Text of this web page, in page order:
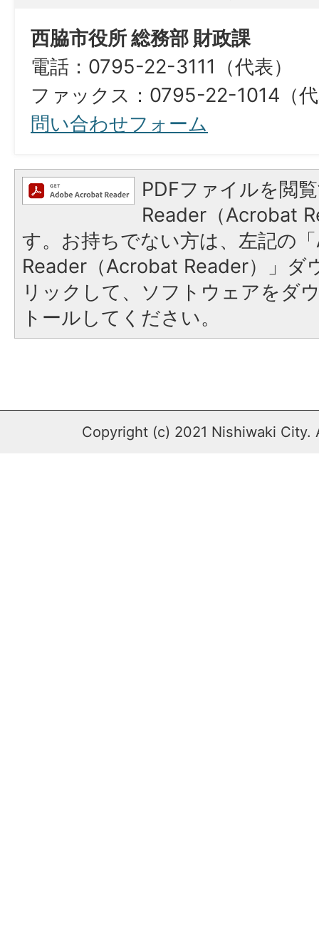
西脇市役所 総務部 財政課
電話：0795-22-3111（代表）
ファックス：0795-22-1014（
問い合わせフォーム
PDFファイルを閲
Reader（Acrobat
す。お持ちでない方は、左記の
Reader（Acrobat Reader）」ダ
リックして、ソフトウェアをダ
トールしてください。
Copyright (c) 2021 Nishiwaki City.